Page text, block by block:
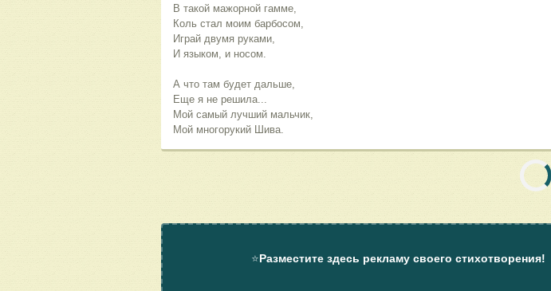
В такой мажорной гамме,
Коль стал моим барбосом,
Играй двумя руками,
И языком, и носом.
А что там будет дальше,
Еще я не решила...
Мой самый лучший мальчик,
Мой многорукий Шива.
⭐Разместите здесь рекламу своего стихотворения!